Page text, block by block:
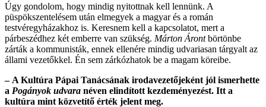
Úgy gondolom, hogy mindig nyitottnak kell lennünk. A
püspökszentelésem után elmegyek a magyar és a román
testvéregyházakhoz is. Keresnem kell a kapcsolatot, mert a
párbeszédhez két emberre van szükség. Márton Árontbörtönbe
zárták a kommunisták, ennek ellenére mindig udvariasan tárgyalt az
állami vezetőkkel. Én sem zárkózhatok be a magam köreibe.
– A Kultúra Pápai Tanácsának irodavezetőjeként jól ismerhette
a Pogányok udvara néven elindított kezdeményezést. Itt a
kultúra mint közvetítő érték jelent meg.